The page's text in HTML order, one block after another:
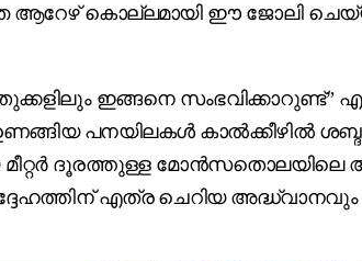
ആറേഴ് കൊല്ലമായി ഈ ജോലി
ഇങ്ങനെ
പനയിലകൾ കാൽക്കീഴിൽ
മീറ്റർ ദൂരത്തുള്ള
എത്ര ചെറിയ അദ്ധ്വാനവും